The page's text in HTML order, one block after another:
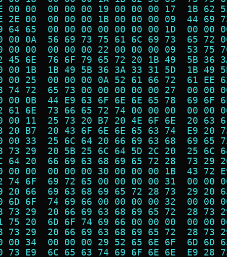
00 00  00 00 00 19 00 00 00 17  1B
2E 00  00 00 00 1B 00 00 00 09  44
64 65  00 00 00 00 00 00 00 1D  00
00 0A  56 69 73 75 61 6C 69 73  65
00 00  00 00 00 22 00 00 00 09  53
45 6E  76 6F 79 65 72 20 1B 49  5B
00 1B  1B 49 5B 36 3A 33 31 5D  1B
00 25  00 00 00 0A 52 61 66 72  61
74 72  65 73 00 00 00 00 00 27  00
00 0B  44 E9 63 6F 6E 6E 65 78  69
61 6E  73 66 65 72 74 00 00 00  00
00 11  25 73 20 B7 20 4E 6F 6E  20
20 B7  20 43 6F 6E 6E 65 63 74  E9
00 33  25 6C 64 20 66 69 63 68  69
73 29  20 5B 25 6C 64 5D 2C 20  25
64 20  66 69 63 68 69 65 72 28  73
00 00  00 00 00 30 00 00 00 1B  43
74 6F  69 72 65 00 00 00 00 31  00
20 66  69 63 68 69 65 72 28 73  29
6D 6F  74 69 66 00 00 00 00 32  00
73 29  20 66 69 63 68 69 65 72  28
75 20  6D 6F 74 69 66 00 00 00  00
73 29  20 66 69 63 68 69 65 72  28
00 34  00 00 00 29 52 65 6E 6F  6D
73 E9  6C 65 63 74 69 6F 6E 6E  E9